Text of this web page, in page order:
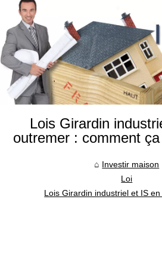
Lois Girardin
outremer : comment
Investir maison
Loi
Lois Girardin industriel et IS en